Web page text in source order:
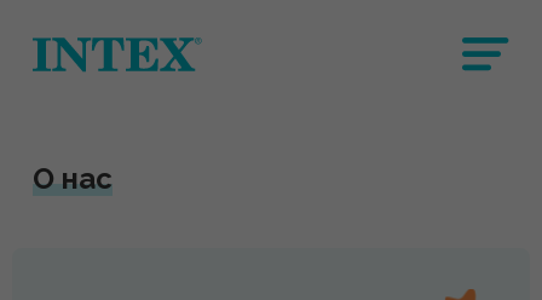
О нас